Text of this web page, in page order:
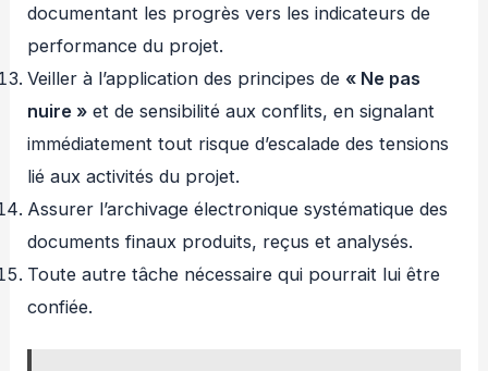
documentant les progrès vers les indicateurs de
performance du projet.
Veiller à l’application des principes de « Ne pas
nuire » et de sensibilité aux conflits, en signalant
immédiatement tout risque d’escalade des tensions
lié aux activités du projet.
Assurer l’archivage électronique systématique des
documents finaux produits, reçus et analysés.
Toute autre tâche nécessaire qui pourrait lui être
confiée.